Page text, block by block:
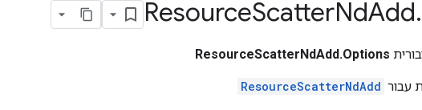
ResourceScatterNdAdd.
ResourceScatterNdAdd.Options
עבור ResourceScatterNdAdd